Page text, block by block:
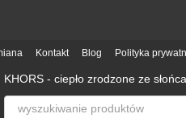
Kontakt Blog Polityka
KHORS - ciepło zrodzone ze słońca